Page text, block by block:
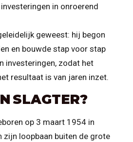
in onroerend
geweest: hij begon
en bouwde stap voor stap
investeringen, zodat het
resultaat is van jaren inzet.
SLAGTER?
op 3 maart 1954 in
zijn loopbaan buiten de grote